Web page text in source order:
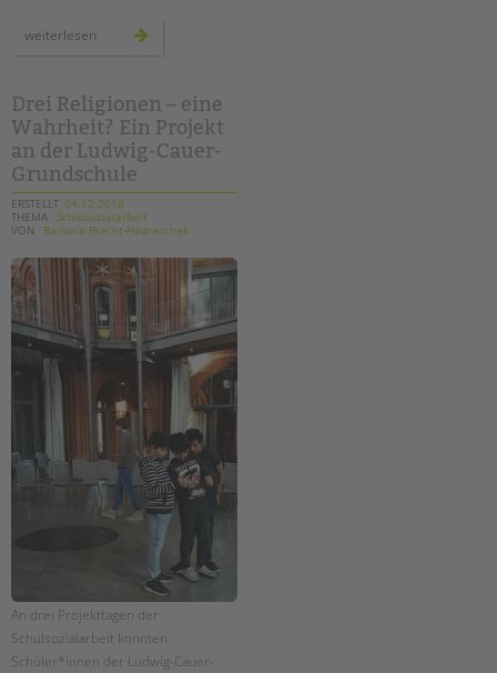
Impressum
Hinweisgebersystem
Intranet
weiterlesen
kinderschutz“
Drei Religionen – eine
Wahrheit? Ein Projekt
an der Ludwig-Cauer-
Grundschule
ERSTELLT 04.12.2018
THEMA Schulsozialarbeit
VON
Barbara Brecht-Hadraschek
An drei Projekttagen der
Schulsozialarbeit konnten
Schüler*innen der Ludwig-Cauer-